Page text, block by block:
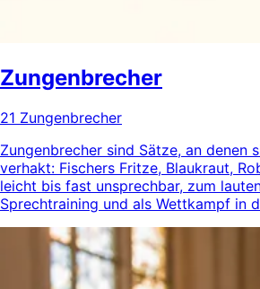
Zungenbrecher
21 Zungenbrecher
Zungenbrecher sind Sätze, an denen
verhakt: Fischers Fritze, Blaukraut,
leicht bis fast unsprechbar, zum
Sprechtraining und als Wettkampf in